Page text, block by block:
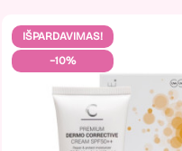
IŠPARDAVIMAS!
−10%